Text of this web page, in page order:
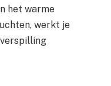
het warme
werkt je